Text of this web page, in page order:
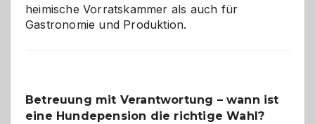
heimische Vorratskammer als auch für
Gastronomie und Produktion.
Betreuung mit Verantwortung – wann ist
eine Hundepension die richtige Wahl?